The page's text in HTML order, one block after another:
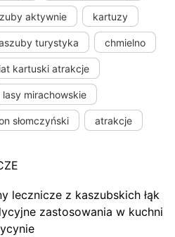
aktywnie kartuzy
turystyka chmielno
kartuski atrakcje
lasy mirachowskie
słomczyński atrakcje
lecznicze z kaszubskich łąk
zastosowania w kuchni